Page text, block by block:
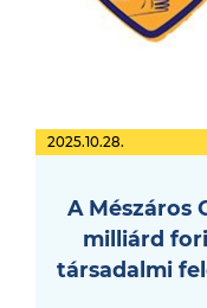
2025.10.28.
A Mészáros
milliárd
társadalmi